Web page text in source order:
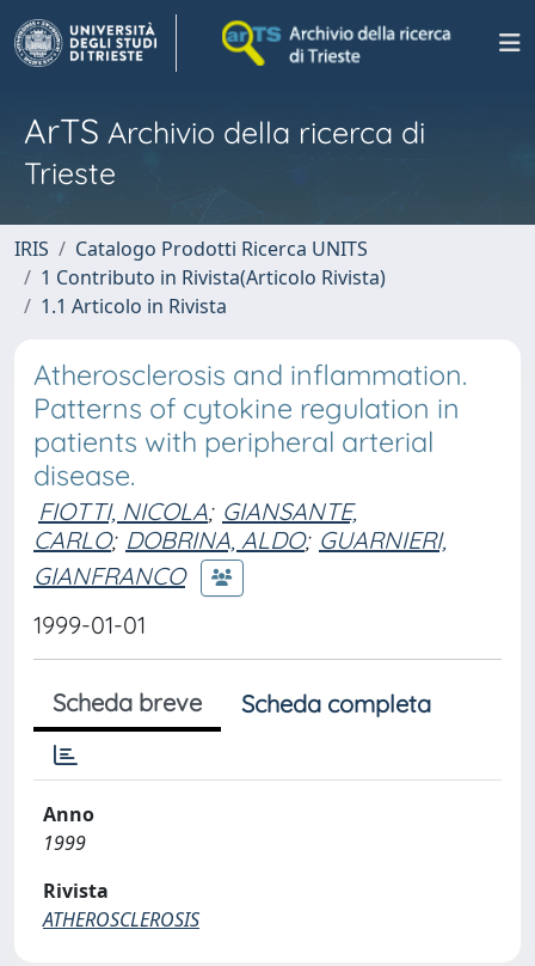
ArTS Archivio della ricerca di
Trieste
IRIS
Catalogo Prodotti Ricerca UNITS
1 Contributo in Rivista(Articolo Rivista)
1.1 Articolo in Rivista
Atherosclerosis and inflammation.
Patterns of cytokine regulation in
patients with peripheral arterial
disease.
FIOTTI, NICOLA; GIANSANTE,
CARLO; DOBRINA, ALDO; GUARNIERI,
GIANFRANCO
1999-01-01
Scheda breve Scheda completa
Anno
1999
Rivista
ATHEROSCLEROSIS